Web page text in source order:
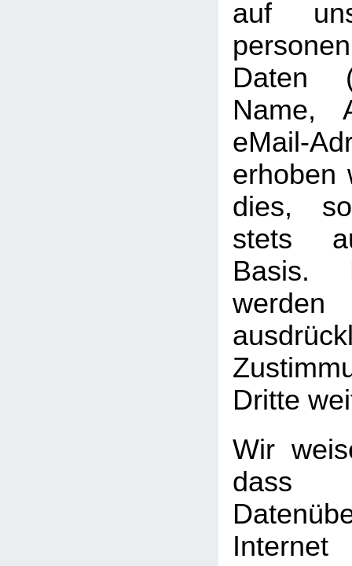
auf
Daten
Name,
eMail-
erhoben
dies,
stets
Basis.
Dritte
Wir